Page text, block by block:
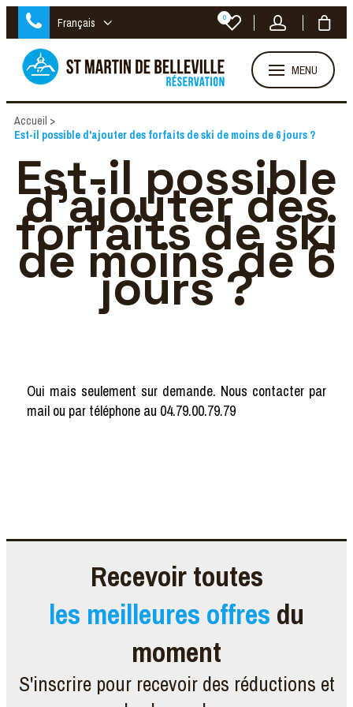
Français 0
MENU
Accueil >
Est-il possible d'ajouter des forfaits de ski de moins de 6 jours ?
Est-il possible
d'ajouter des
forfaits de ski
de moins de 6
jours ?
Oui mais seulement sur demande. Nous contacter par
mail ou par téléphone au 04.79.00.79.79
Recevoir toutes
les meilleures offres du
moment
S'inscrire pour recevoir des réductions et